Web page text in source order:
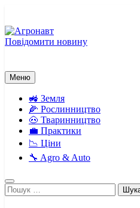
вмісту
Повідомити новину
Меню
🚜 Земля
🌽 Рослинництво
🐽 Тваринництво
💼 Практики
📉 Ціни
🔧 Agro & Auto
Пошук: